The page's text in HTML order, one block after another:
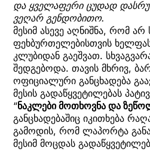
და ყველაფერი ცუდად
ვეღარ გენდობითო.
მესიმ ასევე აღნიშნა, რომ
ფეხბურთელებისთვის
კლუბიდან გაეშვათ.
შედგებოდა. თავის მხრივ,
ოფიციალური განცხადება
მესის გადაწყვეტილებას
“ნაკლები მოთხოვნა და
განცხადებაშიც იკითხება
გამოდის, რომ ლაპორტა
მესიმ მოცდას